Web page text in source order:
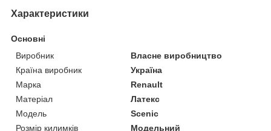
Характеристики
Основні
Виробник
Власне виробництво
Країна виробник
Україна
Марка
Renault
Матеріал
Латекс
Модель
Scenic
Розмір килимків
Модельний